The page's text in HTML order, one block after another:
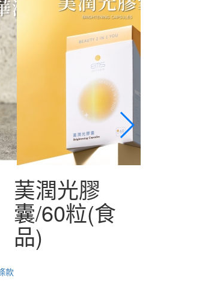
䓺潤光膠
囊/60粒(食
品)
款